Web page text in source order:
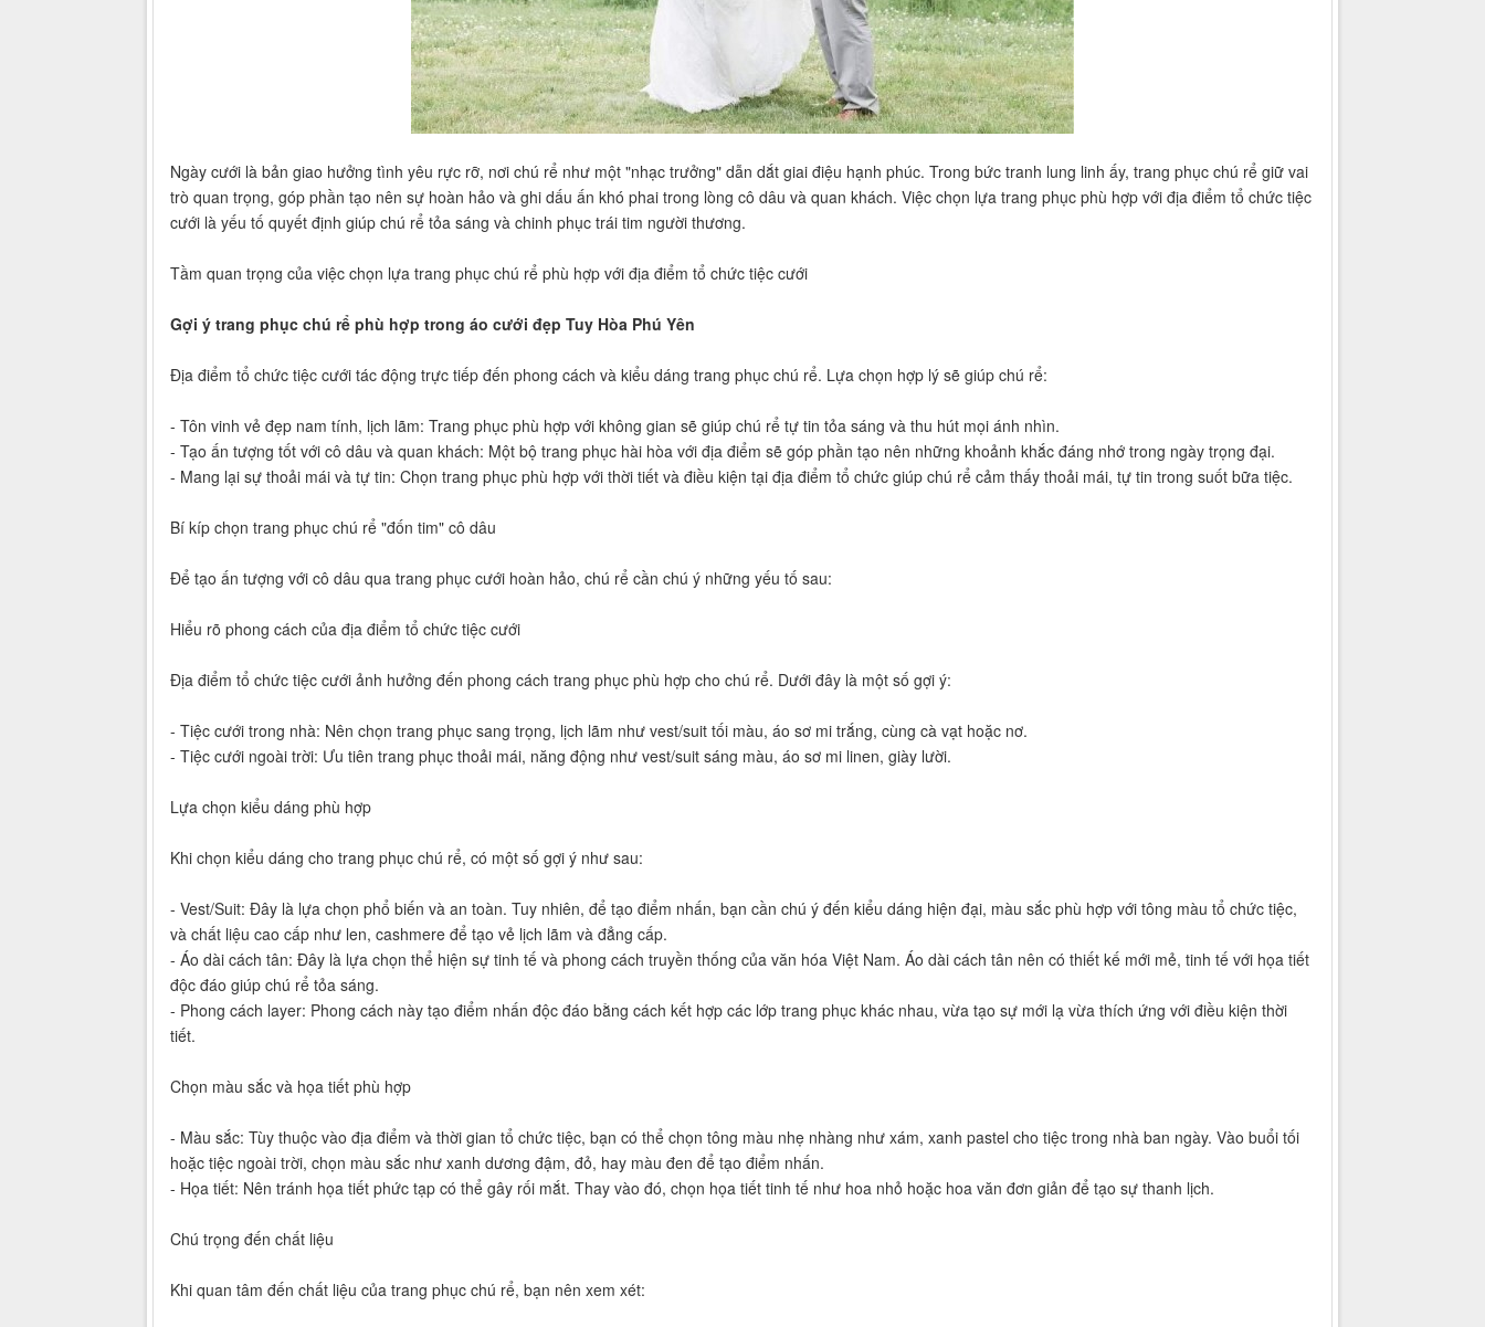
Ngày cưới là bản giao hưởng tình yêu rực rỡ, nơi chú rể như một "nhạc trưởng" dẫn dắt giai điệu hạnh phúc. Trong bức tranh lung linh ấy, trang phục chú rể giữ vai
trò quan trọng, góp phần tạo nên sự hoàn hảo và ghi dấu ấn khó phai trong lòng cô dâu và quan khách. Việc chọn lựa trang phục phù hợp với địa điểm tổ chức tiệc
cưới là yếu tố quyết định giúp chú rể tỏa sáng và chinh phục trái tim người thương.
Tầm quan trọng của việc chọn lựa trang phục chú rể phù hợp với địa điểm tổ chức tiệc cưới
Gợi ý trang phục chú rể phù hợp trong áo cưới đẹp Tuy Hòa Phú Yên
Địa điểm tổ chức tiệc cưới tác động trực tiếp đến phong cách và kiểu dáng trang phục chú rể. Lựa chọn hợp lý sẽ giúp chú rể:
- Tôn vinh vẻ đẹp nam tính, lịch lãm: Trang phục phù hợp với không gian sẽ giúp chú rể tự tin tỏa sáng và thu hút mọi ánh nhìn.
- Tạo ấn tượng tốt với cô dâu và quan khách: Một bộ trang phục hài hòa với địa điểm sẽ góp phần tạo nên những khoảnh khắc đáng nhớ trong ngày trọng đại.
- Mang lại sự thoải mái và tự tin: Chọn trang phục phù hợp với thời tiết và điều kiện tại địa điểm tổ chức giúp chú rể cảm thấy thoải mái, tự tin trong suốt bữa tiệc.
Bí kíp chọn trang phục chú rể "đốn tim" cô dâu
Để tạo ấn tượng với cô dâu qua trang phục cưới hoàn hảo, chú rể cần chú ý những yếu tố sau:
Hiểu rõ phong cách của địa điểm tổ chức tiệc cưới
Địa điểm tổ chức tiệc cưới ảnh hưởng đến phong cách trang phục phù hợp cho chú rể. Dưới đây là một số gợi ý:
- Tiệc cưới trong nhà: Nên chọn trang phục sang trọng, lịch lãm như vest/suit tối màu, áo sơ mi trắng, cùng cà vạt hoặc nơ.
- Tiệc cưới ngoài trời: Ưu tiên trang phục thoải mái, năng động như vest/suit sáng màu, áo sơ mi linen, giày lười.
Lựa chọn kiểu dáng phù hợp
Khi chọn kiểu dáng cho trang phục chú rể, có một số gợi ý như sau:
- Vest/Suit: Đây là lựa chọn phổ biến và an toàn. Tuy nhiên, để tạo điểm nhấn, bạn cần chú ý đến kiểu dáng hiện đại, màu sắc phù hợp với tông màu tổ chức tiệc,
và chất liệu cao cấp như len, cashmere để tạo vẻ lịch lãm và đẳng cấp.
- Áo dài cách tân: Đây là lựa chọn thể hiện sự tinh tế và phong cách truyền thống của văn hóa Việt Nam. Áo dài cách tân nên có thiết kế mới mẻ, tinh tế với họa tiết
độc đáo giúp chú rể tỏa sáng.
- Phong cách layer: Phong cách này tạo điểm nhấn độc đáo bằng cách kết hợp các lớp trang phục khác nhau, vừa tạo sự mới lạ vừa thích ứng với điều kiện thời
tiết.
Chọn màu sắc và họa tiết phù hợp
- Màu sắc: Tùy thuộc vào địa điểm và thời gian tổ chức tiệc, bạn có thể chọn tông màu nhẹ nhàng như xám, xanh pastel cho tiệc trong nhà ban ngày. Vào buổi tối
hoặc tiệc ngoài trời, chọn màu sắc như xanh dương đậm, đỏ, hay màu đen để tạo điểm nhấn.
- Họa tiết: Nên tránh họa tiết phức tạp có thể gây rối mắt. Thay vào đó, chọn họa tiết tinh tế như hoa nhỏ hoặc hoa văn đơn giản để tạo sự thanh lịch.
Chú trọng đến chất liệu
Khi quan tâm đến chất liệu của trang phục chú rể, bạn nên xem xét: